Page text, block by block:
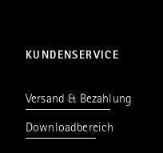
KUNDENSERVICE
Versand & Bezahlung
Downloadbereich